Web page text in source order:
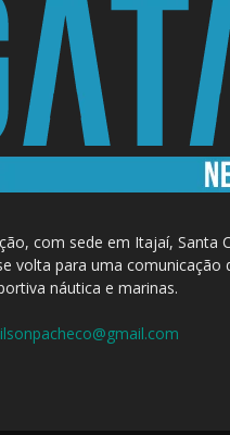
com sede em Itajaí, Santa
volta para uma
náutica e marinas.